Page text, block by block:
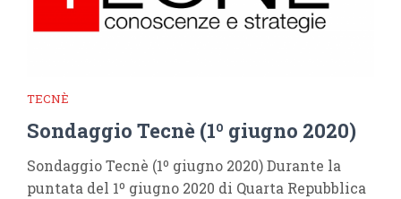
TECNÈ
Sondaggio Tecnè (1º giugno 2020)
Sondaggio Tecnè (1º giugno 2020) Durante la
puntata del 1º giugno 2020 di Quarta Repubblica